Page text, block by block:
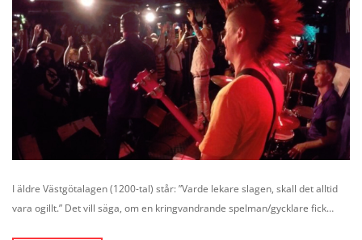
I äldre Västgötalagen (1200-tal) står: ”Varde lekare slagen, skall det alltid
vara ogillt.” Det vill säga, om en kringvandrande spelman/gycklare fick…